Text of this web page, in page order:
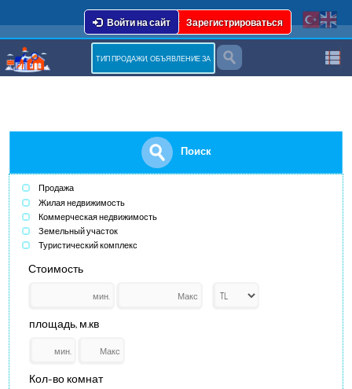
Зарегистрироваться
Войти на сайт
Поиск
Продажа
Жилая недвижимость
Коммерческая недвижимость
Земельный участок
Туристический комплекс
Стоимость
площадь, м.кв
Кол-во комнат